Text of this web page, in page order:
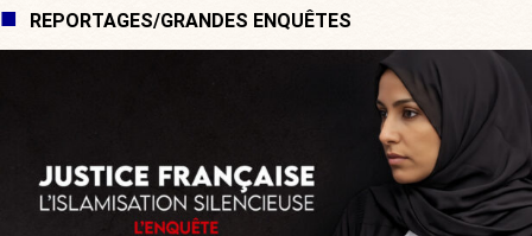
REPORTAGES/GRANDES ENQUÊTES